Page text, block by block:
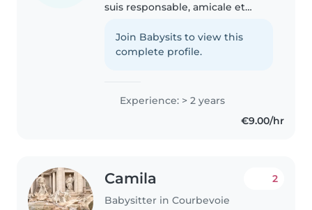
suis responsable, amicale et
d'expérience auprès des enfants
de tout âge (de la petite enfance
Join Babysits to view this
complete profile.
Experience: > 2 years
€9.00/hr
Camila
Babysitter in Courbevoie
2